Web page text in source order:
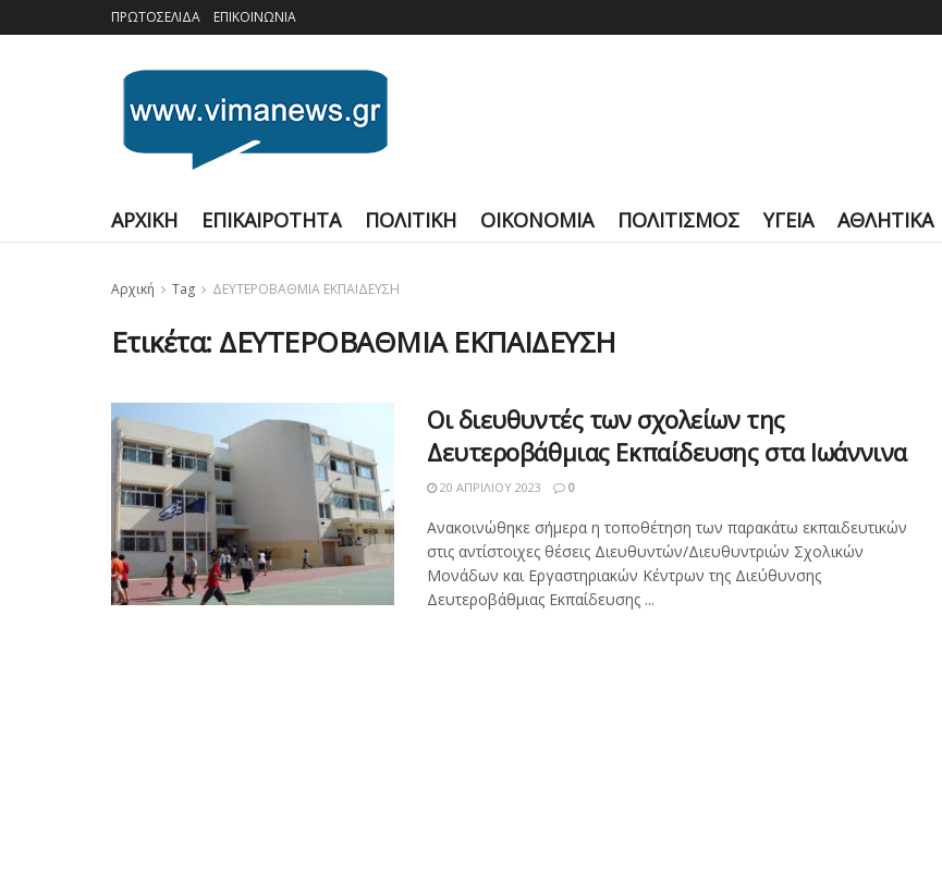
ΠΡΩΤΟΣΕΛΙΔΑ ΕΠΙΚΟΙΝΩΝΙΑ
ΑΡΧΙΚΗ ΕΠΙΚΑΙΡΟΤΗΤΑ ΠΟΛΙΤΙΚΗ ΟΙΚΟΝΟΜΙΑ ΠΟΛΙΤΙΣΜΟΣ ΥΓΕΙΑ ΑΘΛΗΤΙΚΑ
Αρχική Tag ΔΕΥΤΕΡΟΒΑΘΜΙΑ ΕΚΠΑΙΔΕΥΣΗ
Ετικέτα: ΔΕΥΤΕΡΟΒΑΘΜΙΑ ΕΚΠΑΙΔΕΥΣΗ
Οι διευθυντές των σχολείων της
Δευτεροβάθμιας Εκπαίδευσης στα Ιωάννινα
20 ΑΠΡΙΛΊΟΥ 2023 0
Ανακοινώθηκε σήμερα η τοποθέτηση των παρακάτω εκπαιδευτικών
στις αντίστοιχες θέσεις Διευθυντών/Διευθυντριών Σχολικών
Μονάδων και Εργαστηριακών Κέντρων της Διεύθυνσης
Δευτεροβάθμιας Εκπαίδευσης ...